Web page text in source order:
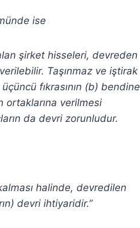
ise
şirket hisseleri, devreden
Taşınmaz ve iştirak
fıkrasının (b) bendine
verilmesi
da devri zorunludur.
halinde, devredilen
devri ihtiyaridir.”